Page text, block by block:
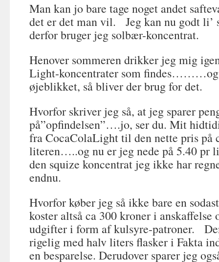
Man kan jo bare tage noget andet
det er det man vil. Jeg kan nu godt
derfor bruger jeg solbær-koncentrat.
Henover sommeren drikker jeg mig
Light-koncentrater som findes………og
øjeblikket, så bliver der brug for det.
Hvorfor skriver jeg så, at jeg sparer
på”opfindelsen”….jo, ser du. Mit
fra CocaColaLight til den nette pris på
literen…..og nu er jeg nede på 5.40 pr
den squize koncentrat jeg ikke har
endnu.
Hvorfor køber jeg så ikke bare en
koster altså ca 300 kroner i anskaffelse
udgifter i form af kulsyre-patroner.
rigelig med halv liters flasker i Fakta
en besparelse. Derudover sparer jeg